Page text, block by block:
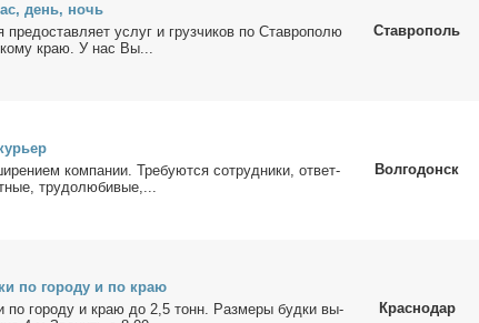
день, ночь
предо­став­ля­ет услуг и груз­чи­ков по Став­ро­по­лю
краю. У нас Вы...
Ставрополь
ком­па­нии. Тре­бу­ют­ся со­труд­ни­ки, от­вет­
тру­до­лю­би­вые,...
Волгодонск
по го­ро­ду и по краю
по го­ро­ду и краю до 2,5 тонн. Раз­ме­ры буд­ки вы­
Краснодар